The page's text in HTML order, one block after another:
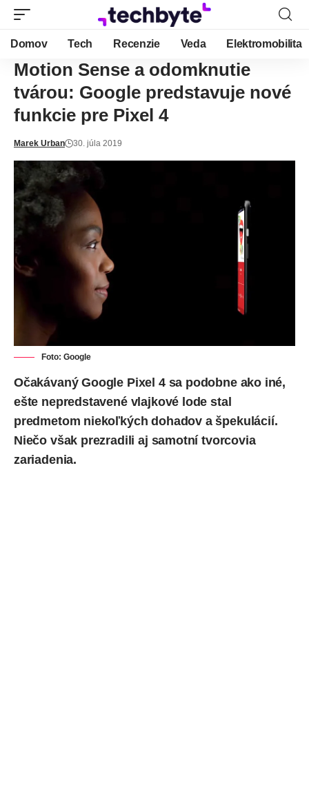
Domov Tech Recenzie Veda Elektromobilita
Motion Sense a odomknutie
tvárou: Google predstavuje nové
funkcie pre Pixel 4
Marek Urban 30. júla 2019
Foto: Google
Očakávaný Google Pixel 4 sa podobne ako iné,
ešte nepredstavené vlajkové lode stal
predmetom niekoľkých dohadov a špekulácií.
Niečo však prezradili aj samotní tvorcovia
zariadenia.